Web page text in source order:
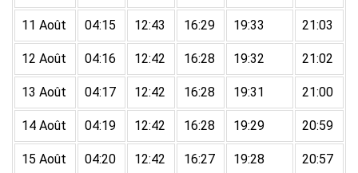
11 Août 04:15 12:43 16:29 19:33 21:03
12 Août 04:16 12:42 16:28 19:32 21:02
13 Août 04:17 12:42 16:28 19:31 21:00
14 Août 04:19 12:42 16:28 19:29 20:59
15 Août 04:20 12:42 16:27 19:28 20:57